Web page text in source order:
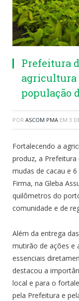
Prefeitura
agricultura
população
POR ASCOM PMA EM 3
Fortalecendo a
produz, a
mudas de cacau e
Firma, na Gleba
quilômetros do
comunidade e de
Além da entrega
mutirão de ações e
essenciais
destacou a
local e para o
pela Prefeitura e